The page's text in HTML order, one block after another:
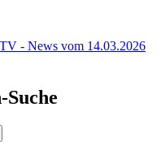
- News vom 14.03.2026